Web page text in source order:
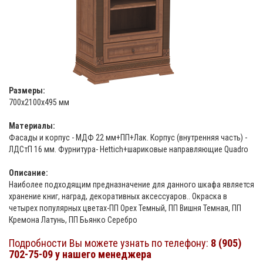
Размеры:
700х2100х495 мм
Материалы:
Фасады и корпус - МДФ 22 мм+ПП+Лак. Корпус (внутренняя часть) -
ЛДСтП 16 мм. Фурнитура- Hettich+шариковые направляющие Quadro
Описание:
Наиболее подходящим предназначение для данного шкафа является
хранение книг, наград, декоративных аксессуаров.. Окраска в
четырех популярных цветах-ПП Орех Темный, ПП Вишня Темная, ПП
Кремона Латунь, ПП Бьянко Серебро
Подробности Вы можете узнать по телефону: 8 (905)
702-75-09 у нашего менеджера